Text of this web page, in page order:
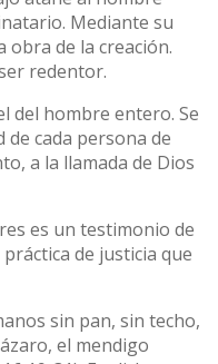
Mediante su
de la creación.
redentor.
del hombre entero. Se
de cada persona de
a la llamada de Dios
es un testimonio de
de justicia que
sin pan, sin techo,
el mendigo